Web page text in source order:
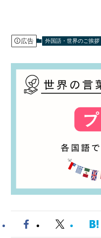
広告 外国語・世界のご挨拶